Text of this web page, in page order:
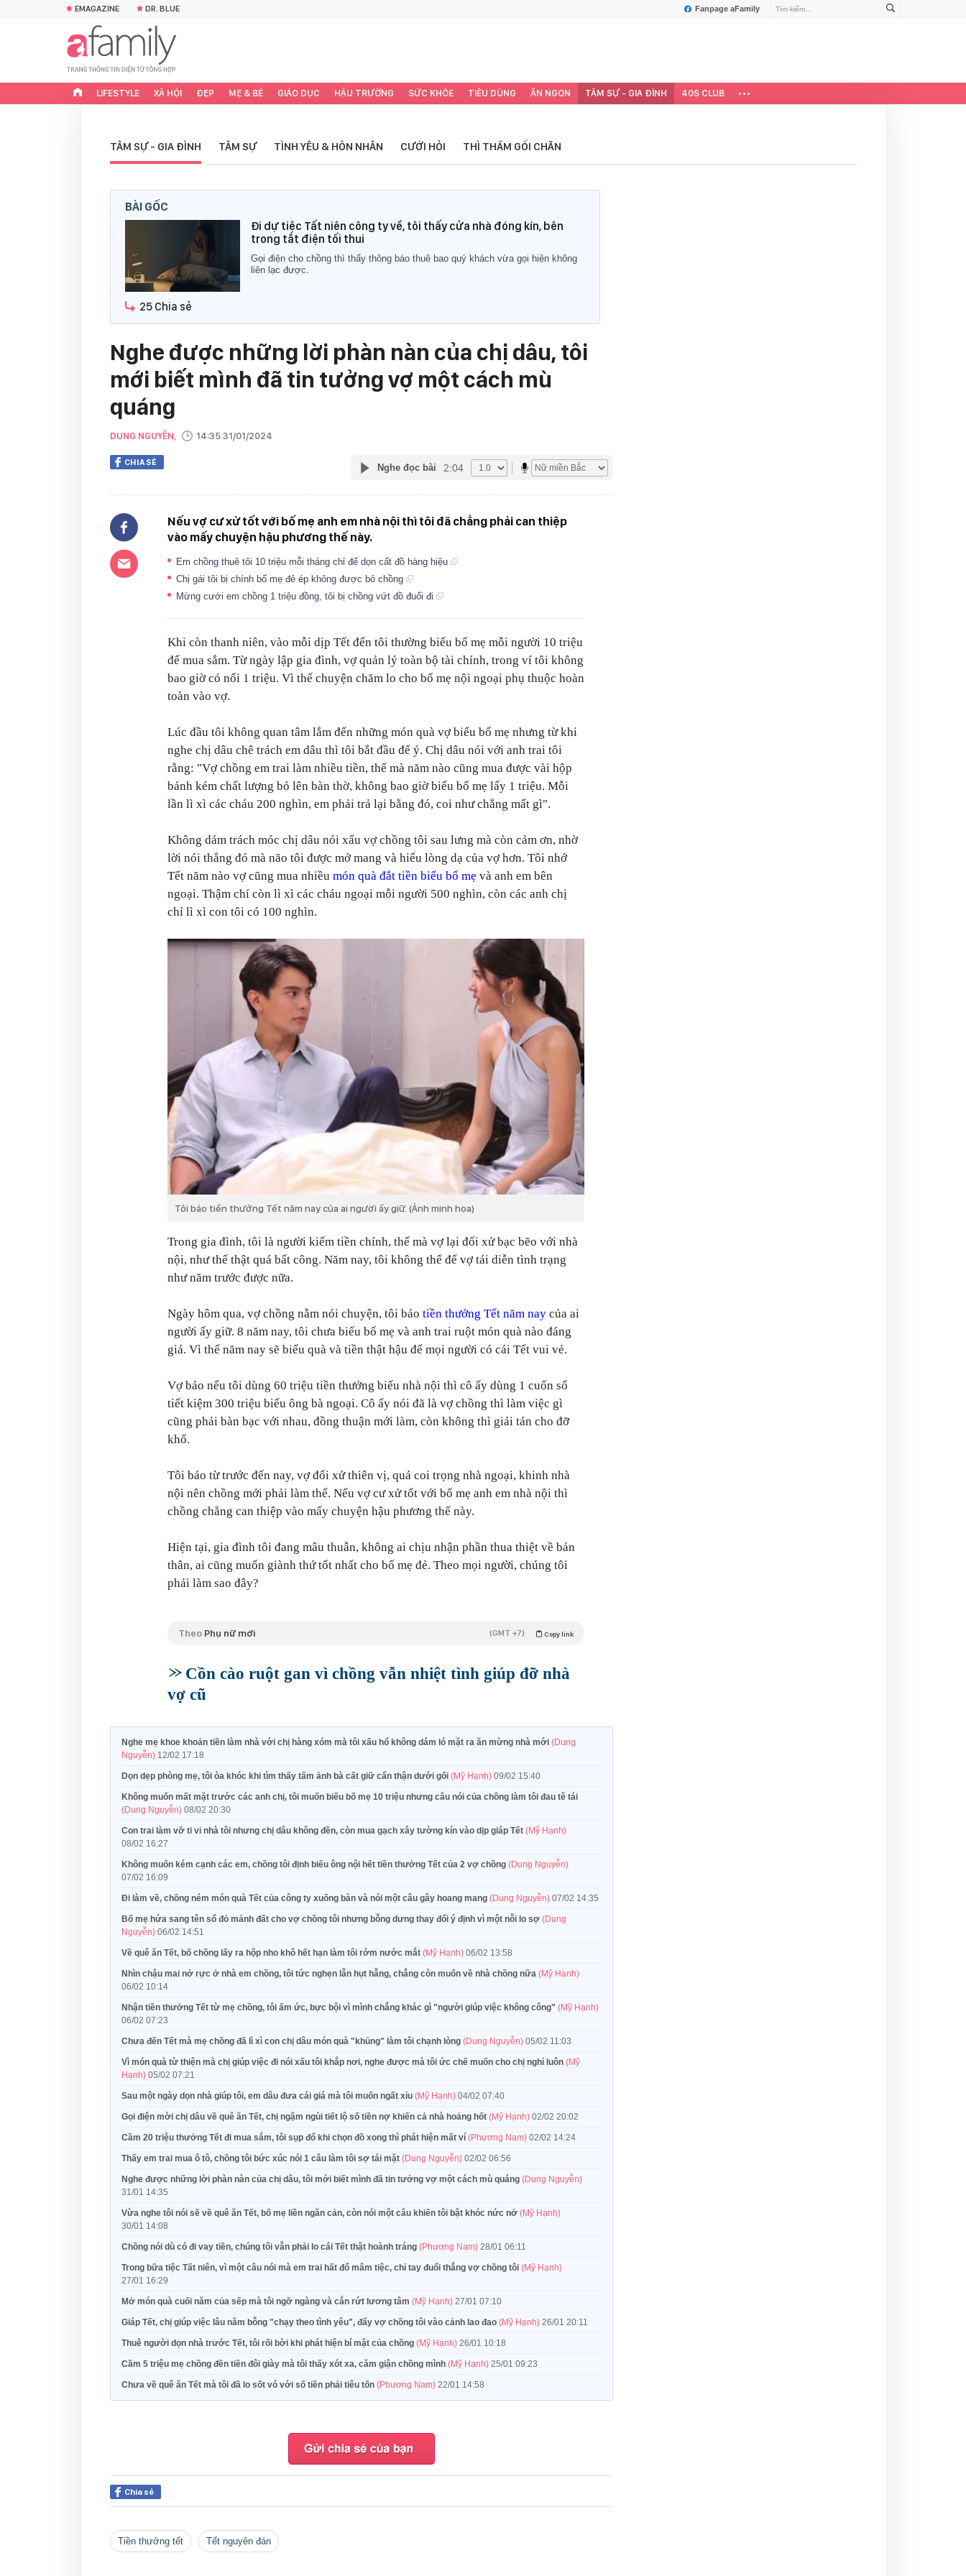
Fanpage aFamily
EMAGAZINE DR. BLUE
LIFESTYLE XÃ HỘI ĐẸP MẸ & BÉ GIÁO DỤC HẬU TRƯỜNG SỨC KHỎE TIÊU DÙNG ĂN NGON TÂM SỰ - GIA ĐÌNH 40S CLUB
TÂM SỰ - GIA ĐÌNH TÂM SỰ TÌNH YÊU & HÔN NHÂN CƯỚI HỎI THÌ THẦM GỐI CHĂN
BÀI GỐC
Đi dự tiệc Tất niên công ty về, tôi thấy cửa nhà đóng kín, bên
trong tắt điện tối thui
Gọi điện cho chồng thì thấy thông báo thuê bao quý khách vừa gọi hiện không
liên lạc được.
25 Chia sẻ
Nghe được những lời phàn nàn của chị dâu, tôi
mới biết mình đã tin tưởng vợ một cách mù
quáng
DUNG NGUYỄN, 14:35 31/01/2024
CHIA SẺ Nghe đọc bài 2:04
Nếu vợ cư xử tốt với bố mẹ anh em nhà nội thì tôi đã chẳng phải can thiệp
vào mấy chuyện hậu phương thế này.
Em chồng thuê tôi 10 triệu mỗi tháng chỉ để dọn cất đồ hàng hiệu
Chị gái tôi bị chính bố mẹ đẻ ép không được bỏ chồng
Mừng cưới em chồng 1 triệu đồng, tôi bị chồng vứt đồ đuổi đi
Khi còn thanh niên, vào mỗi dịp Tết đến tôi thường biếu bố mẹ mỗi người 10 triệu
để mua sắm. Từ ngày lập gia đình, vợ quản lý toàn bộ tài chính, trong ví tôi không
bao giờ có nổi 1 triệu. Vì thế chuyện chăm lo cho bố mẹ nội ngoại phụ thuộc hoàn
toàn vào vợ.
Lúc đầu tôi không quan tâm lắm đến những món quà vợ biếu bố mẹ nhưng từ khi
nghe chị dâu chê trách em dâu thì tôi bắt đầu để ý. Chị dâu nói với anh trai tôi
rằng: "Vợ chồng em trai làm nhiều tiền, thế mà năm nào cũng mua được vài hộp
bánh kém chất lượng bỏ lên bàn thờ, không bao giờ biếu bố mẹ lấy 1 triệu. Mỗi
lần lì xì các cháu 200 nghìn, em phải trả lại bằng đó, coi như chẳng mất gì".
Không dám trách móc chị dâu nói xấu vợ chồng tôi sau lưng mà còn cảm ơn, nhờ
lời nói thẳng đó mà não tôi được mở mang và hiểu lòng dạ của vợ hơn. Tôi nhớ
Tết năm nào vợ cũng mua nhiều món quà đắt tiền biếu bố mẹ và anh em bên
ngoại. Thậm chí còn lì xì các cháu ngoại mỗi người 500 nghìn, còn các anh chị
chỉ lì xì con tôi có 100 nghìn.
Tôi bảo tiền thưởng Tết năm nay của ai người ấy giữ. (Ảnh minh họa)
Trong gia đình, tôi là người kiếm tiền chính, thế mà vợ lại đối xử bạc bẽo với nhà
nội, như thế thật quá bất công. Năm nay, tôi không thể để vợ tái diễn tình trạng
như năm trước được nữa.
Ngày hôm qua, vợ chồng nằm nói chuyện, tôi bảo tiền thưởng Tết năm nay của ai
người ấy giữ. 8 năm nay, tôi chưa biếu bố mẹ và anh trai ruột món quà nào đáng
giá. Vì thế năm nay sẽ biếu quà và tiền thật hậu để mọi người có cái Tết vui vẻ.
Vợ bảo nếu tôi dùng 60 triệu tiền thưởng biếu nhà nội thì cô ấy dùng 1 cuốn sổ
tiết kiệm 300 triệu biếu ông bà ngoại. Cô ấy nói đã là vợ chồng thì làm việc gì
cũng phải bàn bạc với nhau, đồng thuận mới làm, còn không thì giải tán cho đỡ
khổ.
Tôi bảo từ trước đến nay, vợ đối xử thiên vị, quá coi trọng nhà ngoại, khinh nhà
nội nên chồng mới phải làm thế. Nếu vợ cư xử tốt với bố mẹ anh em nhà nội thì
chồng chẳng can thiệp vào mấy chuyện hậu phương thế này.
Hiện tại, gia đình tôi đang mâu thuẫn, không ai chịu nhận phần thua thiệt về bản
thân, ai cũng muốn giành thứ tốt nhất cho bố mẹ đẻ. Theo mọi người, chúng tôi
phải làm sao đây?
Theo Phụ nữ mới Copy link
(GMT +7)
Cồn cào ruột gan vì chồng vẫn nhiệt tình giúp đỡ nhà
vợ cũ
Nghe mẹ khoe khoản tiền làm nhà với chị hàng xóm mà tôi xấu hổ không dám ló mặt ra ăn mừng nhà mới (Dung
Nguyễn) 12/02 17:18
Dọn dẹp phòng mẹ, tôi òa khóc khi tìm thấy tấm ảnh bà cất giữ cẩn thận dưới gối (Mỹ Hạnh) 09/02 15:40
Không muốn mất mặt trước các anh chị, tôi muốn biếu bố mẹ 10 triệu nhưng câu nói của chồng làm tôi đau tê tái
(Dung Nguyễn) 08/02 20:30
Con trai làm vỡ ti vi nhà tôi nhưng chị dâu không đền, còn mua gạch xây tường kín vào dịp giáp Tết (Mỹ Hạnh)
08/02 16:27
Không muốn kém cạnh các em, chồng tôi định biếu ông nội hết tiền thưởng Tết của 2 vợ chồng (Dung Nguyễn)
07/02 16:09
Đi làm về, chồng ném món quà Tết của công ty xuống bàn và nói một câu gây hoang mang (Dung Nguyễn) 07/02 14:35
Bố mẹ hứa sang tên sổ đỏ mảnh đất cho vợ chồng tôi nhưng bỗng dưng thay đổi ý định vì một nỗi lo sợ (Dung
Nguyễn) 06/02 14:51
Về quê ăn Tết, bố chồng lấy ra hộp nho khô hết hạn làm tôi rớm nước mắt (Mỹ Hạnh) 06/02 13:58
Nhìn chậu mai nở rực ở nhà em chồng, tôi tức nghẹn lẫn hụt hẫng, chẳng còn muốn về nhà chồng nữa (Mỹ Hạnh)
06/02 10:14
Nhận tiền thưởng Tết từ mẹ chồng, tôi ấm ức, bực bội vì mình chẳng khác gì "người giúp việc không công" (Mỹ Hạnh)
06/02 07:23
Chưa đến Tết mà mẹ chồng đã lì xì con chị dâu món quà "khủng" làm tôi chạnh lòng (Dung Nguyễn) 05/02 11:03
Vì món quà từ thiện mà chị giúp việc đi nói xấu tôi khắp nơi, nghe được mà tôi ức chế muốn cho chị nghỉ luôn (Mỹ
Hạnh) 05/02 07:21
Sau một ngày dọn nhà giúp tôi, em dâu đưa cái giá mà tôi muốn ngất xỉu (Mỹ Hạnh) 04/02 07:40
Gọi điện mời chị dâu về quê ăn Tết, chị ngậm ngùi tiết lộ số tiền nợ khiến cả nhà hoảng hốt (Mỹ Hạnh) 02/02 20:02
Cầm 20 triệu thưởng Tết đi mua sắm, tôi sụp đổ khi chọn đồ xong thì phát hiện mất ví (Phương Nam) 02/02 14:24
Thấy em trai mua ô tô, chồng tôi bức xúc nói 1 câu làm tôi sợ tái mặt (Dung Nguyễn) 02/02 06:56
Nghe được những lời phàn nàn của chị dâu, tôi mới biết mình đã tin tưởng vợ một cách mù quáng (Dung Nguyễn)
31/01 14:35
Vừa nghe tôi nói sẽ về quê ăn Tết, bố mẹ liền ngăn cản, còn nói một câu khiến tôi bật khóc nức nở (Mỹ Hạnh)
30/01 14:08
Chồng nói dù có đi vay tiền, chúng tôi vẫn phải lo cái Tết thật hoành tráng (Phương Nam) 28/01 06:11
Trong bữa tiệc Tất niên, vì một câu nói mà em trai hất đổ mâm tiệc, chỉ tay đuổi thẳng vợ chồng tôi (Mỹ Hạnh)
27/01 16:29
Mở món quà cuối năm của sếp mà tôi ngỡ ngàng và cắn rứt lương tâm (Mỹ Hạnh) 27/01 07:10
Giáp Tết, chị giúp việc lâu năm bỗng "chạy theo tình yêu", đẩy vợ chồng tôi vào cảnh lao đao (Mỹ Hạnh) 26/01 20:11
Thuê người dọn nhà trước Tết, tôi rối bời khi phát hiện bí mật của chồng (Mỹ Hạnh) 26/01 10:18
Cầm 5 triệu mẹ chồng đền tiền đôi giày mà tôi thấy xót xa, căm giận chồng mình (Mỹ Hạnh) 25/01 09:23
Chưa về quê ăn Tết mà tôi đã lo sốt vó với số tiền phải tiêu tốn (Phương Nam) 22/01 14:58
Chia sẻ
tiền thưởng tết tết nguyên đán